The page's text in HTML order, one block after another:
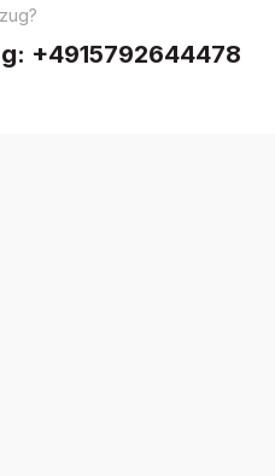
+4915792644478